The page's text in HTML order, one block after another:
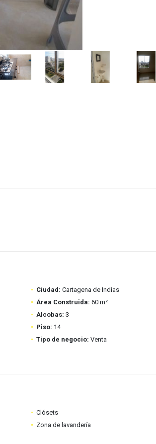
Ciudad: Cartagena de Indias
Área Construida: 60 m²
Alcobas: 3
Piso: 14
Tipo de negocio: Venta
Clósets
Zona de lavandería